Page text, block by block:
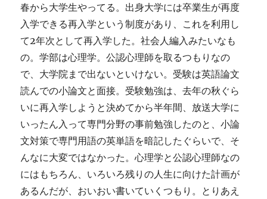
春から大学生やってる。出身大学には卒業生が再度
入学できる再入学という制度があり、これを利用し
て2年次として再入学した。社会人編入みたいなも
の。学部は心理学。公認心理師を取るつもりなの
で、大学院まで出ないといけない。受験は英語論文
読んでの小論文と面接。受験勉強は、去年の秋ぐら
いに再入学しようと決めてから半年間、放送大学に
いったん入って専門分野の事前勉強したのと、小論
文対策で専門用語の英単語を暗記したぐらいで、そ
んなに大変ではなかった。心理学と公認心理師なの
にはもちろん、いろいろ残りの人生に向けた計画が
あるんだが、おいおい書いていくつもり。とりあえ